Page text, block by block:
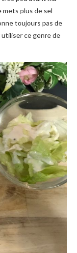
mets plus de sel
toujours pas de
utiliser ce genre de